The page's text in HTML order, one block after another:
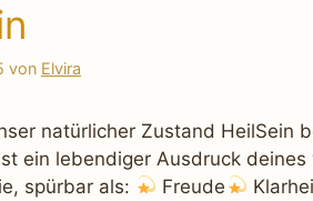
von Elvira
natürlicher Zustand HeilSein
ein lebendiger Ausdruck
spürbar als:
Freude